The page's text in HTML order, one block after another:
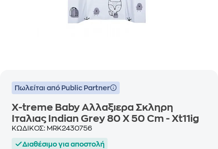
Πωλείται από Public Partner
X-treme Baby Αλλαξιερα Σκληρη
Ιταλιας Indian Grey 80 X 50 Cm - Xt11ig
ΚΩΔΙΚΟΣ: MRK2430756
Διαθέσιμο για αποστολή